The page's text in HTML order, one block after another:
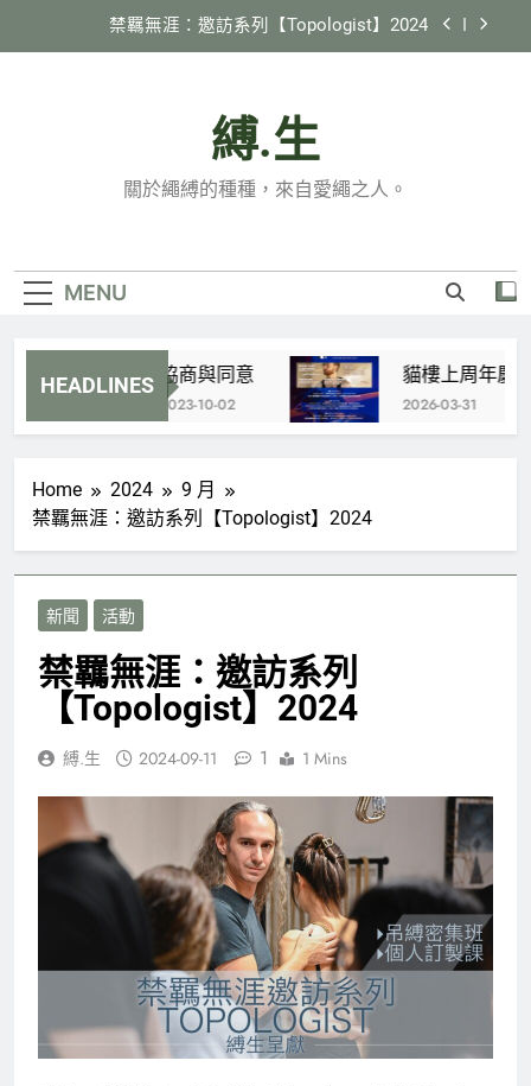
禁羈無涯：邀訪系列【Topologist】2024
《縛生講座》#22 日本繩縛社群跑跳生存報告
貓樓上周年慶 特別企劃 X 國際邀約計劃
【Tamandua】
縛.生
關於繩縛的種種，來自愛繩之人。
MENU
HEADLINES協商與同意
2023-10-02
貓樓上周年慶
2026-03-31
Home 2024
9 月
禁羈無涯：邀訪系列【Topologist】2024
新聞 活動
禁羈無涯：邀訪系列
【Topologist】2024
縛.生 2024-09-11 1 1 Mins